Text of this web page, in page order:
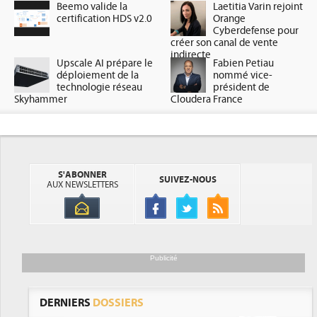
Beemo valide la
certification HDS v2.0
Laetitia Varin rejoint
Orange
Cyberdefense pour
créer son canal de vente
indirecte
Upscale AI prépare le
déploiement de la
technologie réseau
Skyhammer
Fabien Petiau
nommé vice-
président de
Cloudera France
S'ABONNER
AUX NEWSLETTERS
SUIVEZ-NOUS
Publicité
DERNIERS DOSSIERS